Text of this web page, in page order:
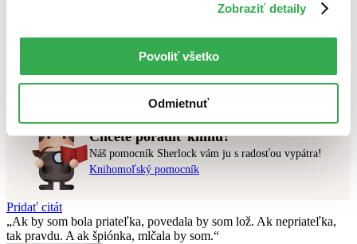
Zobraziť detaily
Povoliť všetko
Odmietnuť
Zrušiť filtre
čítané verzie vypredaných kníh
Skúste prosím zmeniť vyhľadávaný výraz.
Chcete poradiť knihu?
Náš pomocník Sherlock vám ju s radosťou vypátra!
Knihomoľský pomocník
Pridať citát
Ak by som bola priateľka, povedala by som lož. Ak nepriateľka,
tak pravdu. A ak špiónka, mlčala by som.